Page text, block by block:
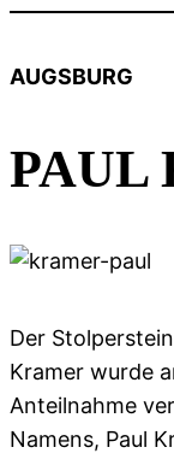
AUGSBURG
PAUL
Der
Kramer wurde
Anteilnahme
Namens, Paul